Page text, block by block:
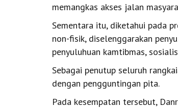
memangkas akses jalan
Sementara itu, diketahui pada
non-fisik, diselenggarakan
penyuluhuan kamtibmas,
Sebagai penutup seluruh
dengan pengguntingan pita.
Pada kesempatan tersebut,